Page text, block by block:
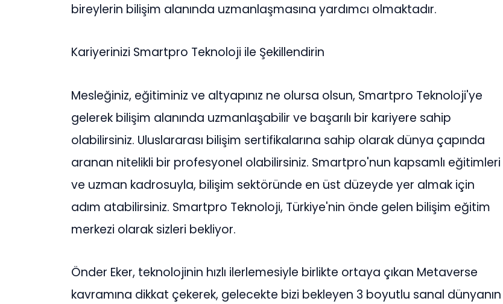
bireylerin bilişim alanında uzmanlaşmasına yardımcı olmaktadır.
Kariyerinizi Smartpro Teknoloji ile Şekillendirin
Mesleğiniz, eğitiminiz ve altyapınız ne olursa olsun, Smartpro Teknoloji'ye
gelerek bilişim alanında uzmanlaşabilir ve başarılı bir kariyere sahip
olabilirsiniz. Uluslararası bilişim sertifikalarına sahip olarak dünya çapında
aranan nitelikli bir profesyonel olabilirsiniz. Smartpro'nun kapsamlı eğitimleri
ve uzman kadrosuyla, bilişim sektöründe en üst düzeyde yer almak için
adım atabilirsiniz. Smartpro Teknoloji, Türkiye'nin önde gelen bilişim eğitim
merkezi olarak sizleri bekliyor.
Önder Eker, teknolojinin hızlı ilerlemesiyle birlikte ortaya çıkan Metaverse
kavramına dikkat çekerek, gelecekte bizi bekleyen 3 boyutlu sanal dünyanın